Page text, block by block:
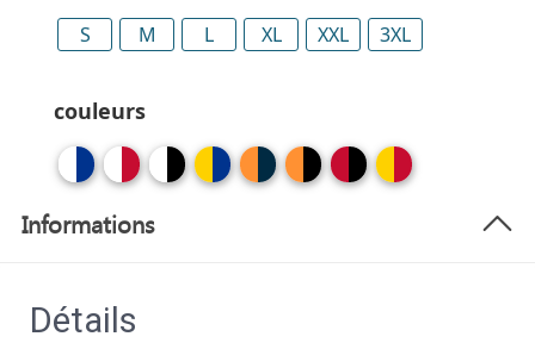
S M L XL XXL 3XL
couleurs
Informations
Détails